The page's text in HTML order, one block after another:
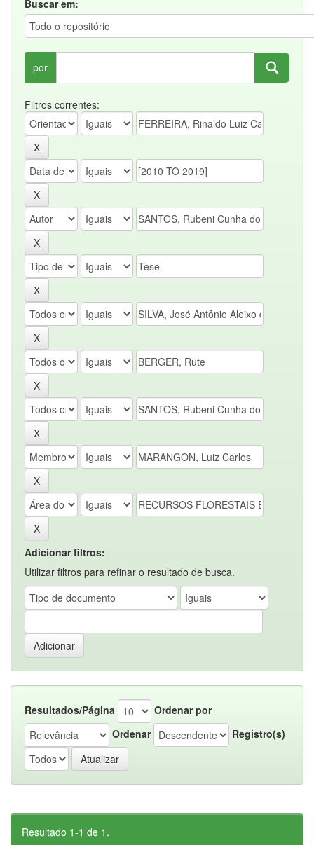
Buscar em:
por
Filtros correntes:
Adicionar filtros:
Utilizar filtros para refinar o resultado de busca.
Resultados/Página
Ordenar por
Ordenar
Registro(s)
Resultado 1-1 de 1.